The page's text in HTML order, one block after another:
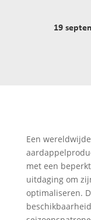
19
Een
met een
uitdaging om
optimaliseren.